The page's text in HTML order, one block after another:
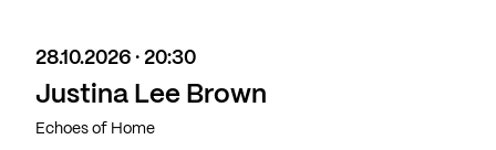
28.10.2026 · 20:30
Justina Lee Brown
Echoes of Home